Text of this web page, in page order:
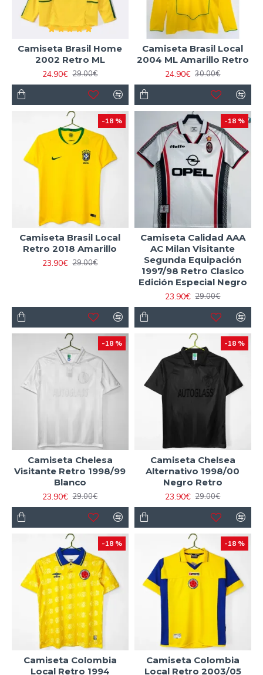
Camiseta Brasil Home
2002 Retro ML
24.90€ 29.00€
Camiseta Brasil Local
2004 ML Amarillo Retro
24.90€ 30.00€
-18 %
Camiseta Brasil Local
Retro 2018 Amarillo
23.90€ 29.00€
-18 %
Camiseta Calidad AAA
AC Milan Visitante
Segunda Equipación
1997/98 Retro Clasico
Edición Especial Negro
23.90€ 29.00€
-18 %
Camiseta Chelesa
Visitante Retro 1998/99
Blanco
23.90€ 29.00€
-18 %
Camiseta Chelsea
Alternativo 1998/00
Negro Retro
23.90€ 29.00€
-18 %
Camiseta Colombia
Local Retro 1994
-18 %
Camiseta Colombia
Local Retro 2003/05